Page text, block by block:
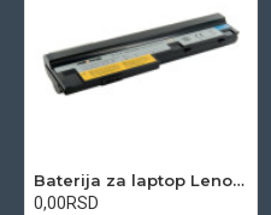
Baterija za laptop Lenovo IdeaPad S10 11.1V 5200mAh 6 cell Li-ion
0,00RSD